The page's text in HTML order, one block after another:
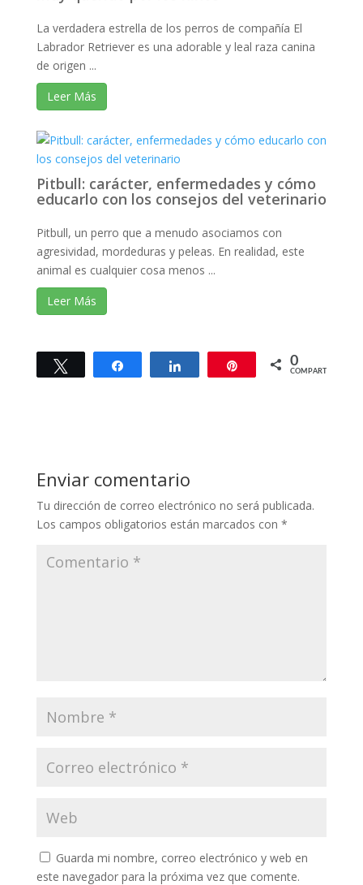
La verdadera estrella de los perros de compañía El
Labrador Retriever es una adorable y leal raza canina
de origen ...
Leer Más
Pitbull: carácter, enfermedades y cómo
educarlo con los consejos del veterinario
Pitbull, un perro que a menudo asociamos con
agresividad, mordeduras y peleas. En realidad, este
animal es cualquier cosa menos ...
Leer Más
Twittear Compartir Compartir 0
COMPARTIR
Enviar comentario
Tu dirección de correo electrónico no será publicada.
Los campos obligatorios están marcados con *
Guarda mi nombre, correo electrónico y web en
este navegador para la próxima vez que comente.